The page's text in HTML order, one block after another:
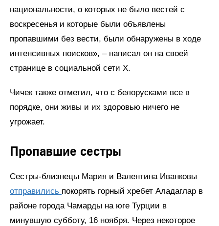
национальности, о которых не было вестей с
воскресенья и которые были объявлены
пропавшими без вести, были обнаружены в ходе
интенсивных поисков», – написал он на своей
странице в социальной сети Х.
Чичек также отметил, что с белорусками все в
порядке, они живы и их здоровью ничего не
угрожает.
Пропавшие сестры
Сестры-близнецы Мария и Валентина Иванковы
отправились покорять горный хребет Аладаглар в
районе города Чамарды на юге Турции в
минувшую субботу, 16 ноября. Через некоторое